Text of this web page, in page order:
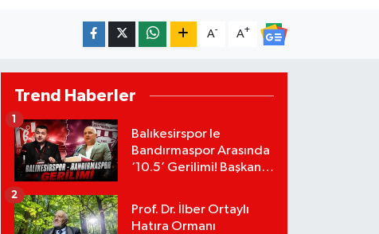
A- A+
Trend Haberler
Balıkesirspor le
Bandırmaspor Arasında
‘10.5’ Gerilimi! Başkan
Murat Karakoyun'a Sert
Tepki!
1
Prof. Dr. İlber Ortaylı
Hatıra Ormanı
2